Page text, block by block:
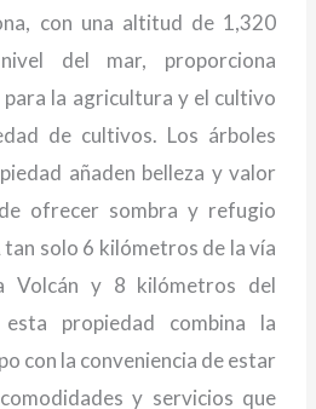
con una altitud de 1,320
del mar, proporciona
la agricultura y el cultivo
de cultivos. Los árboles
añaden belleza y valor
ofrecer sombra y refugio
tan solo 6 kilómetros de la vía
Volcán y 8 kilómetros del
propiedad combina la
con la conveniencia de estar
y servicios que